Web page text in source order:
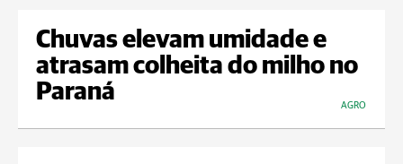
Chuvas elevam umidade e
atrasam colheita do milho no
Paraná
AGRO